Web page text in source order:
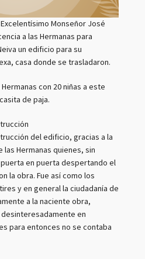
Monseñor José
a las Hermanas para
un edificio para su
casa donde se trasladaron.
con 20 niñas a este
de paja.
del edificio, gracias a la
Hermanas quienes, sin
en puerta despertando el
la obra. Fue así como los
y en general la ciudadanía de
a la naciente obra,
en
para entonces no se contaba